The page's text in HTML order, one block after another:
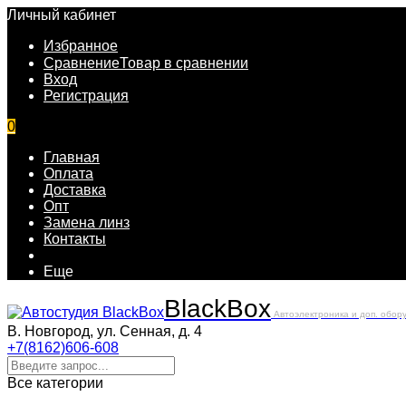
Личный кабинет
Избранное
СравнениеТовар в сравнении
Вход
Регистрация
0
Главная
Оплата
Доставка
Опт
Замена линз
Контакты
Еще
BlackBox Автоэлектроника и доп.
В. Новгород, ул. Сенная, д. 4
+7(8162)606-608
Все категории